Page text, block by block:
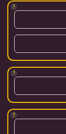
!
!
!